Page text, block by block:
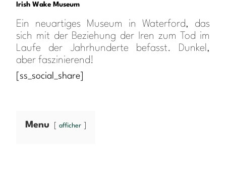
Irish Wake Museum
Ein neuartiges Museum in Waterford, das
sich mit der Beziehung der Iren zum Tod im
Laufe der Jahrhunderte befasst. Dunkel,
aber faszinierend!
[ss_social_share]
Menu afficher